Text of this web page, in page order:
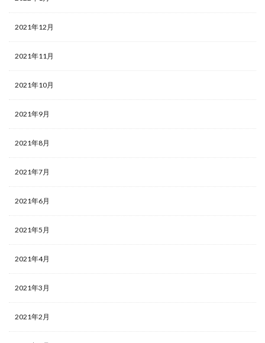
2021年12月
2021年11月
2021年10月
2021年9月
2021年8月
2021年7月
2021年6月
2021年5月
2021年4月
2021年3月
2021年2月